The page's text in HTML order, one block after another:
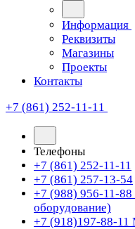
Информация
Реквизиты
Магазины
Проекты
Контакты
+7 (861) 252-11-11
Телефоны
+7 (861) 252-11-11
+7 (861) 257-13-54
+7 (988) 956-11-88
оборудование)
+7 (918)197-88-11